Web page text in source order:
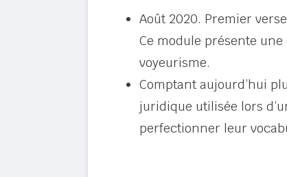
Août 2020. Premier
Ce module présente
voyeurisme.
Comptant aujourd’hui
juridique utilisée lors
perfectionner leur